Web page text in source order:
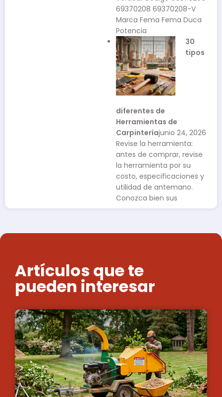
69370208 69370208-V
Marca Fema Fema Duca
Potencia
30
tipos
diferentes de
Herramientas de
Carpinteríajunio 24, 2026
Revise la herramienta:
antes de comprar, revise
la herramienta por su
costo, especificaciones y
utilidad de antemano.
Conozca bien sus
Artículos que te
pueden interesar